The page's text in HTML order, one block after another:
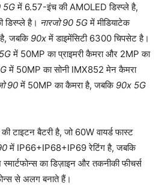
5Gमें 6.57-इंच की AMOLED डिस्प्ले है,
है। नारजो 90 5Gमें मीडियाटेक
जबकि 90xमें डाइमेंसिटी 6300 चिपसेट है।
में 50MP का प्राइमरी कैमरा और 2MP का
में 50MP का सोनी IMX852 मेन कैमरा
90में 50MP का कैमरा है, जबकि 90x 5G
टाइटन बैटरी है, जो 60W वायर्ड फास्ट
में IP66+IP68+IP69 रेटिंग है, जबकि
का डिज़ाइन और तकनीकी फीचर्स
से अलग बनाते हैं।